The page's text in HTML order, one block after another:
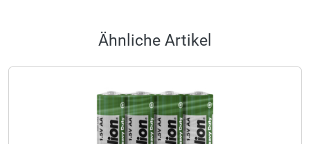
Ähnliche Artikel